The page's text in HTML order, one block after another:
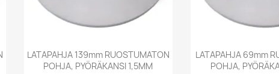
Pikakatselu
LATAPAHJA 139mm RUOSTUMATON
POHJA, PYÖRÄKANSI 1,5MM

LATAPAHJA 69mm
POHJA,